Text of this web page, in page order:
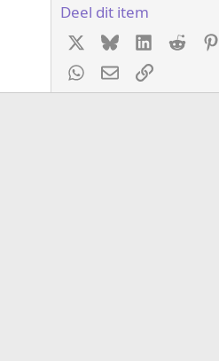
Deel dit item
BlueskyLinkedInReddit
WhatsApp
E-mailkoppeling